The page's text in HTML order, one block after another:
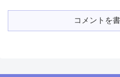
コメントを